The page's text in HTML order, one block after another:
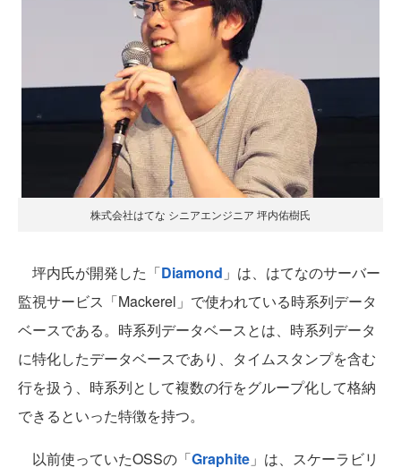
株式会社はてな シニアエンジニア 坪内佑樹氏
坪内氏が開発した「Diamond 」は、はてなのサーバー
監視サービス「Mackerel」で使われている時系列データ
ベースである。時系列データベースとは、時系列データ
に特化したデータベースであり、タイムスタンプを含む
行を扱う、時系列として複数の行をグループ化して格納
できるといった特徴を持つ。
以前使っていたOSSの「Graphite 」は、スケーラビリ